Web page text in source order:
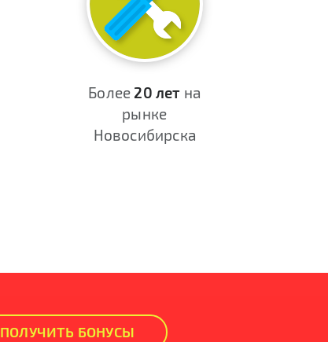
Более 20 лет на
рынке
Новосибирска
ПОЛУЧИТЬ БОНУСЫ